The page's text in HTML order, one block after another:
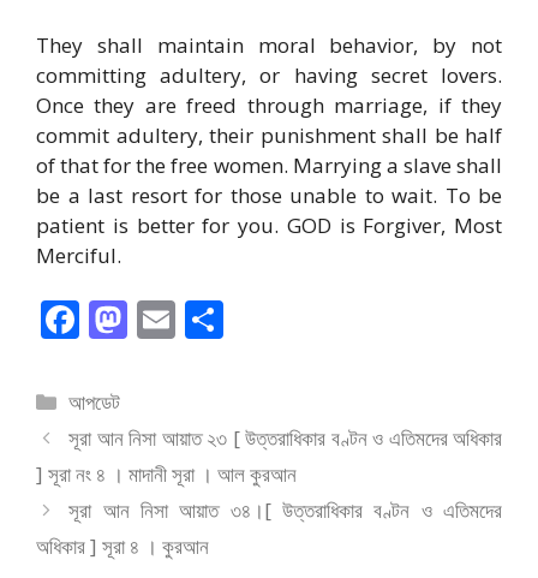
They shall maintain moral behavior, by not
committing adultery, or having secret lovers.
Once they are freed through marriage, if they
commit adultery, their punishment shall be half
of that for the free women. Marrying a slave shall
be a last resort for those unable to wait. To be
patient is better for you. GOD is Forgiver, Most
Merciful.
F
e
b
o
o
k
M
d
o
n
E
l e
বিভাগ
সমূহ
আপডেট
সূরা আন নিসা আয়াত ২৩ [ উত্তরাধিকার বণ্টন ও এতিমদের অধিকার
] সূরা নং ৪ । মাদানী সূরা । আল কুরআন
সূরা আন নিসা আয়াত ৩৪।[ উত্তরাধিকার বণ্টন ও এতিমদের
অধিকার ] সূরা ৪ । কুরআন